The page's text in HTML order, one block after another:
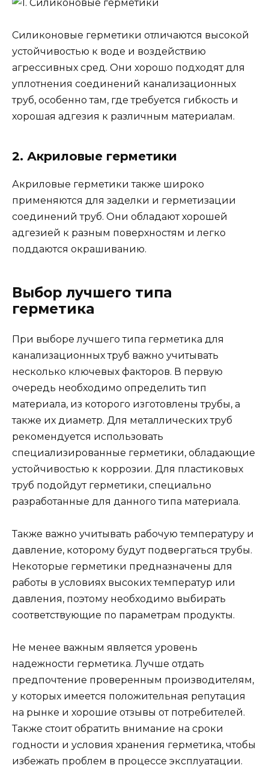
Силиконовые герметики отличаются высокой
устойчивостью к воде и воздействию
агрессивных сред. Они хорошо подходят для
уплотнения соединений канализационных
труб, особенно там, где требуется гибкость и
хорошая адгезия к различным материалам.
2. Акриловые герметики
Акриловые герметики также широко
применяются для заделки и герметизации
соединений труб. Они обладают хорошей
адгезией к разным поверхностям и легко
поддаются окрашиванию.
Выбор лучшего типа
герметика
При выборе лучшего типа герметика для
канализационных труб важно учитывать
несколько ключевых факторов. В первую
очередь необходимо определить тип
материала, из которого изготовлены трубы, а
также их диаметр. Для металлических труб
рекомендуется использовать
специализированные герметики, обладающие
устойчивостью к коррозии. Для пластиковых
труб подойдут герметики, специально
разработанные для данного типа материала.
Также важно учитывать рабочую температуру и
давление, которому будут подвергаться трубы.
Некоторые герметики предназначены для
работы в условиях высоких температур или
давления, поэтому необходимо выбирать
соответствующие по параметрам продукты.
Не менее важным является уровень
надежности герметика. Лучше отдать
предпочтение проверенным производителям,
у которых имеется положительная репутация
на рынке и хорошие отзывы от потребителей.
Также стоит обратить внимание на сроки
годности и условия хранения герметика, чтобы
избежать проблем в процессе эксплуатации.